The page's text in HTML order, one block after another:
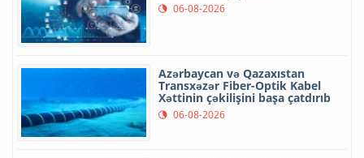
06-08-2026
Azərbaycan və Qazaxıstan
Transxəzər Fiber-Optik Kabel
Xəttinin çəkilişini başa çatdırıb
06-08-2026